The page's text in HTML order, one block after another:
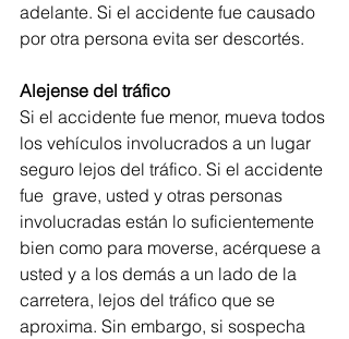
adelante. Si el accidente fue causado
por otra persona evita ser descortés.
Alejense del tráfico
Si el accidente fue menor, mueva todos
los vehículos involucrados a un lugar
seguro lejos del tráfico. Si el accidente
fue  grave, usted y otras personas
involucradas están lo suficientemente
bien como para moverse, acérquese a
usted y a los demás a un lado de la
carretera, lejos del tráfico que se
aproxima. Sin embargo, si sospecha